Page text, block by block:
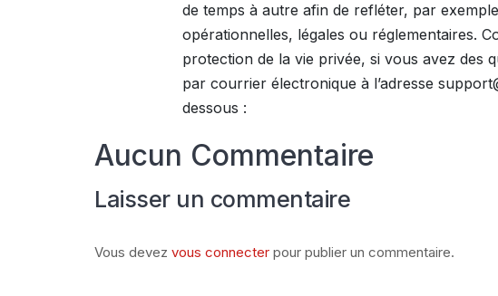
de temps à autre afin de refléter, par
opérationnelles, légales ou réglementaires.
protection de la vie privée, si vous avez des
par courrier électronique à l’adresse
dessous :
Aucun Commentaire
Laisser un commentaire
Vous devez vous connecter pour publier un commentaire.